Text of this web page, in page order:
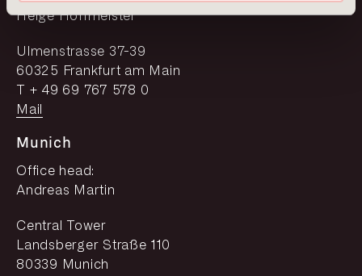
Helge Hoffmeister
Ulmenstrasse 37-39
60325 Frankfurt am Main
T + 49 69 767 578 0
Mail
Munich
Office head:
Andreas Martin
Central Tower
Landsberger Straße 110
80339 Munich